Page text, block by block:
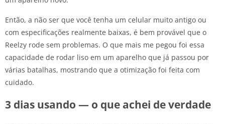
Então, a não ser que você tenha um celular muito antigo ou
com especificações realmente baixas, é bem provável que o
Reelzy rode sem problemas. O que mais me pegou foi essa
capacidade de rodar liso em um aparelho que já passou por
várias batalhas, mostrando que a otimização foi feita com
cuidado.
3 dias usando — o que achei de verdade